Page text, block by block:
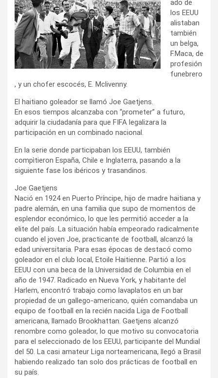
ado de
los EEUU
alistaban
también
un belga,
F.Maca, de
profesión
funebrero
, y un chofer escocés, E. Mclivenny.
El haitiano goleador se llamó Joe Gaetjens.
En esos tiempos alcanzaba con “prometer” a futuro,
adquirir la ciudadanía para que FIFA legalizara la
participación en un combinado nacional.
En la serie donde participaban los EEUU, también
compìtieron España, Chile e Inglaterra, pasando a la
siguiente fase los ibéricos y trasandinos.
Joe Gaetjens
Nació en 1924 en Puerto Príncipe, hijo de madre haitiana y
padre alemán, en una familia que supo de momentos de
esplendor económico, lo que les permitió acceder a la
elite del país. La situación había empeorado radicalmente
cuando el joven Joe, practicante de football, alcanzó la
edad universitaria. Para esas épocas de destacó como
goleador en el club local, Etoile Haitienne. Partió a los
EEUU con una beca de la Universidad de Columbia en el
año de 1947. Radicado en Nueva York, y habitante del
Harlem, encontró trabajo como lavaplatos en un bar
propiedad de un gallego-americano, quién comandaba un
equipo de football en la recién nacida Liga de Football
americana, llamado Brookhattan. Gaetjens alcanzó
renombre como goleador, lo que motivo su convocatoria
para el seleccionado de los EEUU, participante del Mundial
del 50. La casi amateur Liga norteamericana, llegó a Brasil
habiendo realizado tan solo dos prácticas de football en
su país.